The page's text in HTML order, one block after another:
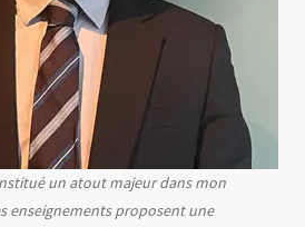
un atout majeur dans mon
enseignements proposent une